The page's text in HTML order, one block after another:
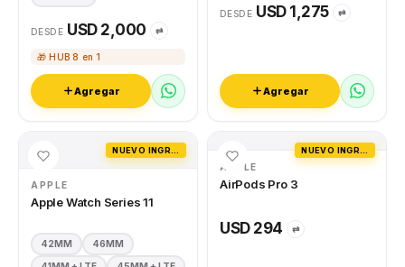
DESDE USD 2,000 ⇄
🎁 HUB 8 en 1
Agregar
DESDE USD 1,275 ⇄
Agregar
APPLE
Apple Watch Series 11
42MM 46MM
APPLE
AirPods Pro 3
USD 294 ⇄